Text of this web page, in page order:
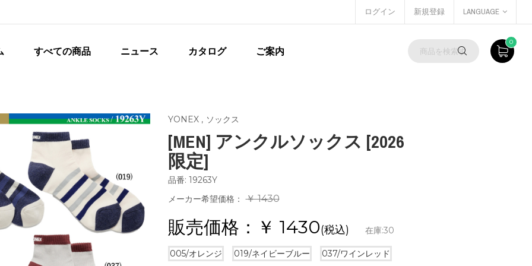
ログイン 新規登録 LANGUAGE
すべての商品 ニュース カタログ ご案内
0
YONEX, ソックス
[MEN] アンクルソックス [2026
限定]
品番: 19263Y
メーカー希望価格： ￥ 1430
販売価格：￥ 1430(税込) 在庫:30
005/オレンジ 019/ネイビーブルー 037/ワインレッド